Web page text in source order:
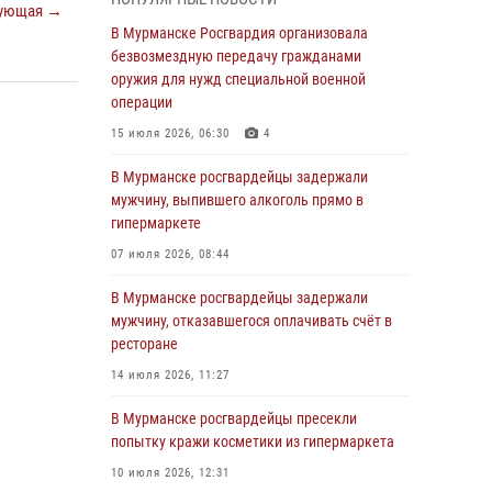
→
образования
03 августа 2026, 12:23 4
Сотрудники вневедомственной охраны
Росгвардии пресекли хулиганские действия
города Кандалакши
03 августа 2026, 09:12
членов избирательных комиссий в
31 июля 2026, 08:48
не оплатившего счет в ресторане
30 июля 2026, 14:09
В Мурманске Росгвардия организовала
безвозмездную передачу гражданами
оружия для нужд специальной военной
операции
15 июля 2026, 06:30 4
В Мурманске росгвардейцы задержали
мужчину, выпившего алкоголь прямо в
гипермаркете
07 июля 2026, 08:44
В Мурманске росгвардейцы задержали
мужчину, отказавшегося оплачивать счёт в
ресторане
14 июля 2026, 11:27
В Мурманске росгвардейцы пресекли
попытку кражи косметики из гипермаркета
10 июля 2026, 12:31